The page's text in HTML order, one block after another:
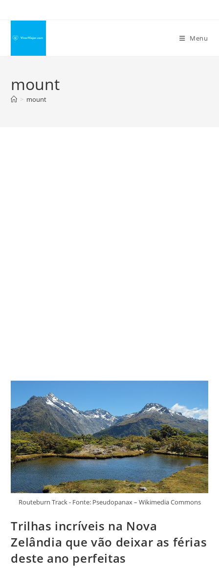
conteúdo
Menu
mount
> mount
Routeburn Track - Fonte: Pseudopanax – Wikimedia Commons
Trilhas incríveis na Nova
Zelândia que vão deixar as férias
deste ano perfeitas